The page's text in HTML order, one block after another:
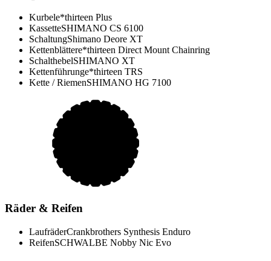
Kurbele*thirteen Plus
KassetteSHIMANO CS 6100
SchaltungShimano Deore XT
Kettenblättere*thirteen Direct Mount Chainring
SchalthebelSHIMANO XT
Kettenführunge*thirteen TRS
Kette / RiemenSHIMANO HG 7100
Räder & Reifen
LaufräderCrankbrothers Synthesis Enduro
ReifenSCHWALBE Nobby Nic Evo